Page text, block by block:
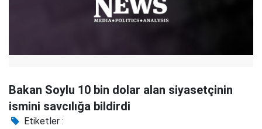
Bakan Soylu 10 bin dolar alan siyasetçinin
ismini savcılığa bildirdi
Etiketler :